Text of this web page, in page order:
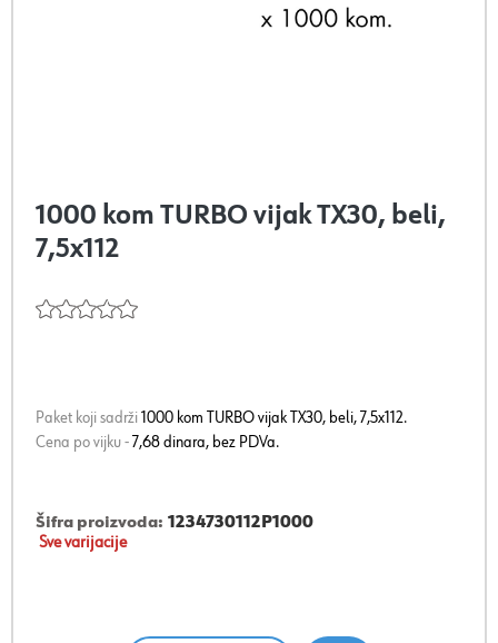
1000 kom TURBO vijak TX30, beli,
7,5x112
Paket koji sadrži 1000 kom TURBO vijak TX30, beli, 7,5x112.
Cena po vijku - 7,68 dinara, bez PDVa.
Šifra proizvoda: 1234730112P1000
Sve varijacije